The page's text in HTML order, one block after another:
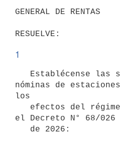
GENERAL DE RENTAS
1
nóminas de
los
el Decreto N° 68/026